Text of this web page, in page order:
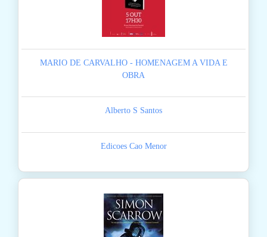
MARIO DE CARVALHO - HOMENAGEM A VIDA E
OBRA
Alberto S Santos
Edicoes Cao Menor